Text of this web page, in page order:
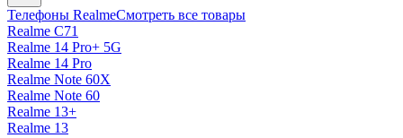
Телефоны RealmeСмотреть все товары
Realme C71
Realme 14 Pro+ 5G
Realme 14 Pro
Realme Note 60X
Realme Note 60
Realme 13+
Realme 13